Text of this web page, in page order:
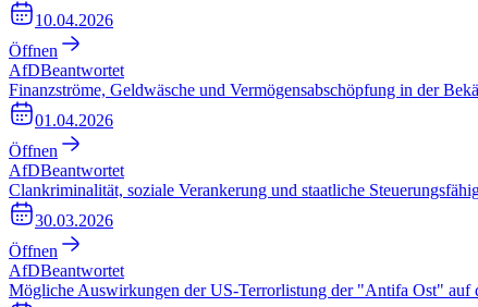
10.04.2026
Öffnen
AfDBeantwortet
Finanzströme, Geldwäsche und Vermögensabschöpfung in der
01.04.2026
Öffnen
AfDBeantwortet
Clankriminalität, soziale Verankerung und staatliche
30.03.2026
Öffnen
AfDBeantwortet
Mögliche Auswirkungen der US-Terrorlistung der "Antifa Ost" auf